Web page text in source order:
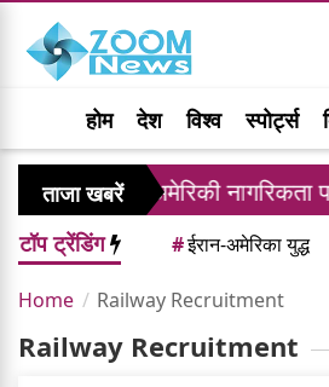
होम देश विश्व स्पोर्ट्स
ताजा खबरेंअमेरिकी नागरिकता
टॉप ट्रेंडिंग #ईरान-अमेरिका युद्ध
Home Railway Recruitment
Railway Recruitment